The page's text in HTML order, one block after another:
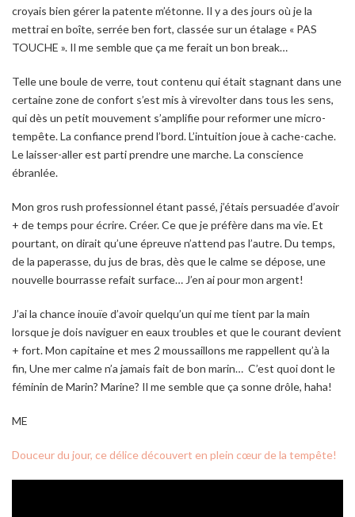
croyais bien gérer la patente m’étonne. Il y a des jours où je la
mettrai en boîte, serrée ben fort, classée sur un étalage « PAS
TOUCHE ». Il me semble que ça me ferait un bon break…
Telle une boule de verre, tout contenu qui était stagnant dans une
certaine zone de confort s’est mis à virevolter dans tous les sens,
qui dès un petit mouvement s’amplifie pour reformer une micro-
tempête. La confiance prend l’bord. L’intuition joue à cache-cache.
Le laisser-aller est parti prendre une marche. La conscience
ébranlée.
Mon gros rush professionnel étant passé, j’étais persuadée d’avoir
+ de temps pour écrire. Créer. Ce que je préfère dans ma vie. Et
pourtant, on dirait qu’une épreuve n’attend pas l’autre. Du temps,
de la paperasse, du jus de bras, dès que le calme se dépose, une
nouvelle bourrasse refait surface… J’en ai pour mon argent!
J’ai la chance inouïe d’avoir quelqu’un qui me tient par la main
lorsque je dois naviguer en eaux troubles et que le courant devient
+ fort. Mon capitaine et mes 2 moussaillons me rappellent qu’à la
fin, Une mer calme n’a jamais fait de bon marin… C’est quoi dont le
féminin de Marin? Marine? Il me semble que ça sonne drôle, haha!
ME
Douceur du jour, ce délice découvert en plein cœur de la tempête!